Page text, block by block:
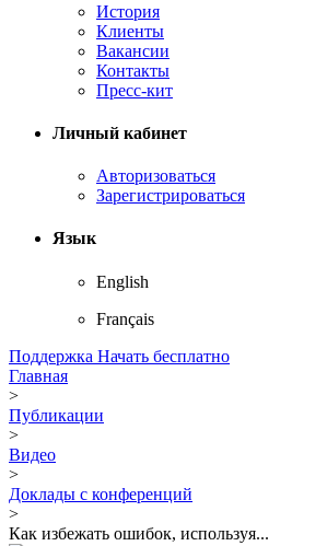
История
Клиенты
Вакансии
Контакты
Пресс-кит
Личный кабинет
Авторизоваться
Зарегистрироваться
Язык
English
Français
Поддержка Начать бесплатно
Главная
>
Публикации
>
Видео
>
Доклады с конференций
>
Как избежать ошибок, используя...